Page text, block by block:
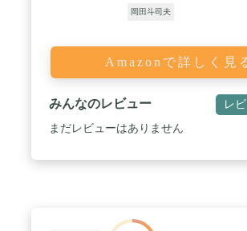
岡田斗司夫
Amazonで詳しく見
みんなのレビュー レ
まだレビューはありません